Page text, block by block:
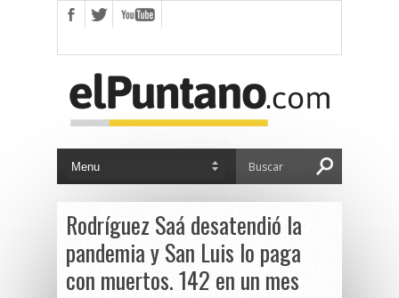
Rodríguez Saá desatendió la
pandemia y San Luis lo paga
con muertos. 142 en un mes